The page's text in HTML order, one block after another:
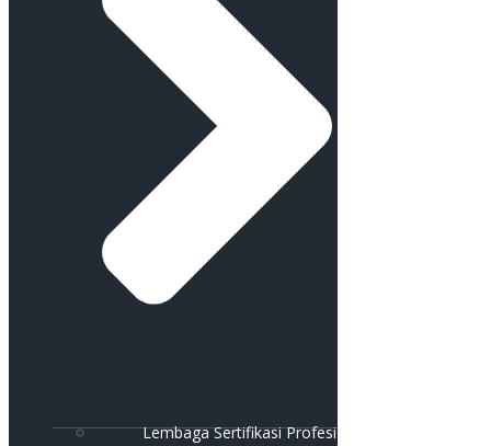
Lembaga Sertifikasi Profesi